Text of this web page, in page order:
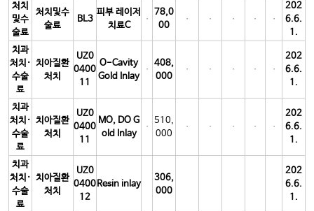
처치
및수
술료
처치및수
술료
BL3
피부 레이저
치료C
78,0
00
202
6.6.
1.
치과
처치·
수술
료
치아질환
처치
UZ0
0400
11
O-Cavity
Gold Inlay
408,
000
202
6.6.
1.
치과
처치·
수술
료
치아질환
처치
UZ0
0400
11
MO, DO G
old Inlay
510,
000
202
6.6.
1.
치과
처치·
수술
료
치아질환
처치
UZ0
0400
12
Resin inlay
306,
000
202
6.6.
1.